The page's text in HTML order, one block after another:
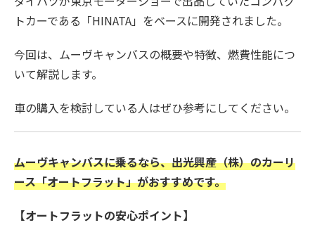
トカーである「HINATA」をベースに開発されました。
今回は、ムーヴキャンバスの概要や特徴、燃費性能につ
いて解説します。
車の購入を検討している人はぜひ参考にしてください。
ムーヴキャンバスに乗るなら、出光興産（株）のカーリ
ース「オートフラット」がおすすめです。
【オートフラットの安心ポイント】